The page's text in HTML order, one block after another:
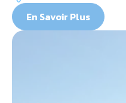
En Savoir Plus